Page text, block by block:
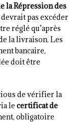
la Répression des
devrait pas excéder
réglé qu’après
la livraison. Les
bancaire,
doit être
de vérifier la
le certificat de
obligatoire